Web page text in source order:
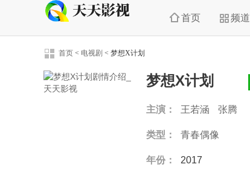
首页 频道
首页 < 电视剧 < 梦想X计划
梦想X计划
主演： 王若涵 张腾
类型： 青春偶像
年份： 2017